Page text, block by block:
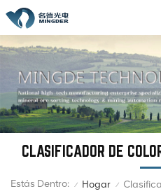
CLASIFICADOR DE
Estás Dentro: / Hogar /